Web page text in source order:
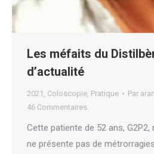
Les méfaits du
d’actualité
2021 , Coloscopie, Pratique Par
46 Commentaires
Cette patiente de 52 ans, G2P2,
ne présente pas de